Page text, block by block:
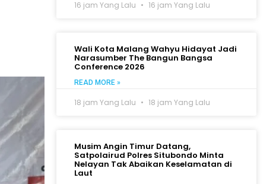
16 jam Yang Lalu 16 jam Yang Lalu
Wali Kota Malang Wahyu Hidayat Jadi
Narasumber The Bangun Bangsa
Conference 2026
READ MORE »
18 jam Yang Lalu 18 jam Yang Lalu
Musim Angin Timur Datang,
Satpolairud Polres Situbondo Minta
Nelayan Tak Abaikan Keselamatan di
Laut